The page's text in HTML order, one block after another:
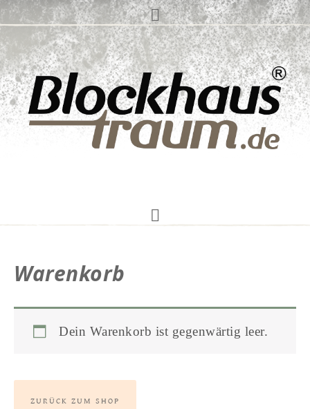
Warenkorb
Dein Warenkorb ist gegenwärtig leer.
ZURÜCK ZUM SHOP